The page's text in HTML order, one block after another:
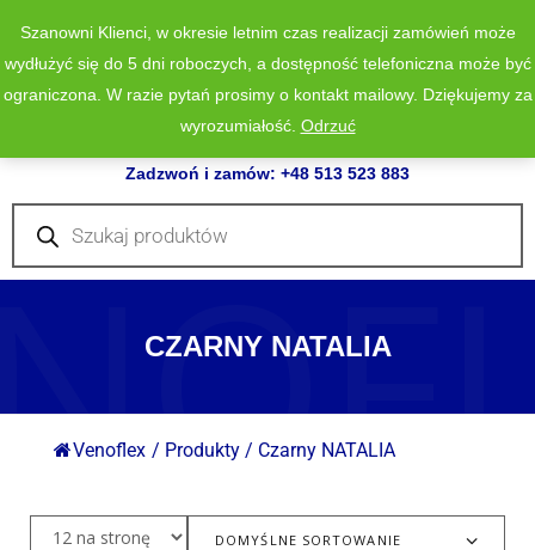
Zadzwoń i zamów: +48 513 523 883
Wyszukiwarka
produktów
CZARNY NATALIA
Venoflex / Produkty / Czarny NATALIA
DOMYŚLNE SORTOWANIE
Szanowni Klienci, w okresie letnim czas realizacji zamówień może
wydłużyć się do 5 dni roboczych, a dostępność telefoniczna może być
ograniczona. W razie pytań prosimy o kontakt mailowy. Dziękujemy za
wyrozumiałość. Odrzuć